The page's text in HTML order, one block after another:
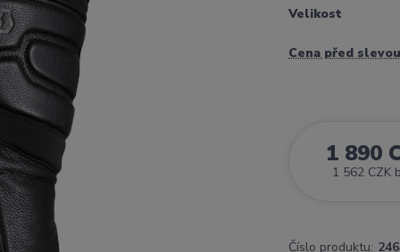
Velikost
Cena před slevou
1 890
1 562 CZK
Číslo produktu: